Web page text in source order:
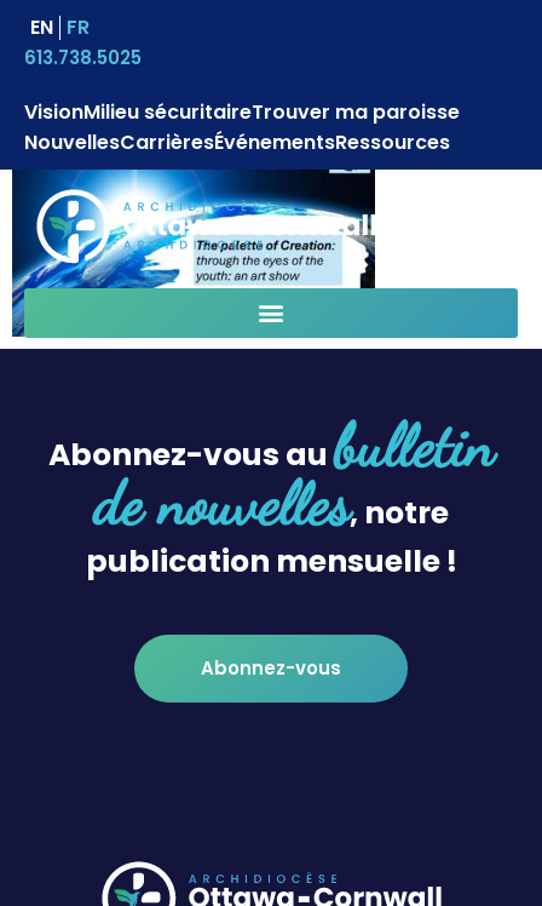
EN FR
613.738.5025
VisionMilieu sécuritaireTrouver ma paroisse
NouvellesCarrièresÉvénementsRessources
Abonnez-vous aubulletin
de nouvelles, notre
publication mensuelle !
Abonnez-vous